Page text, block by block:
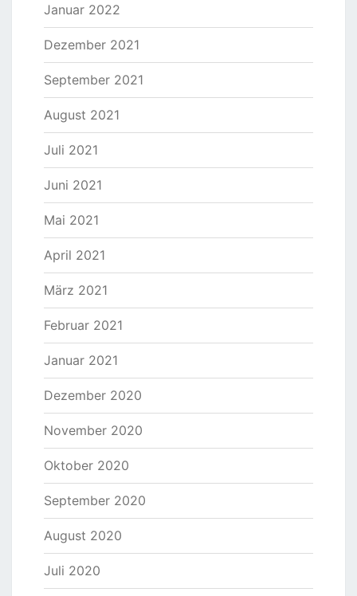
Januar 2022
Dezember 2021
September 2021
August 2021
Juli 2021
Juni 2021
Mai 2021
April 2021
März 2021
Februar 2021
Januar 2021
Dezember 2020
November 2020
Oktober 2020
September 2020
August 2020
Juli 2020